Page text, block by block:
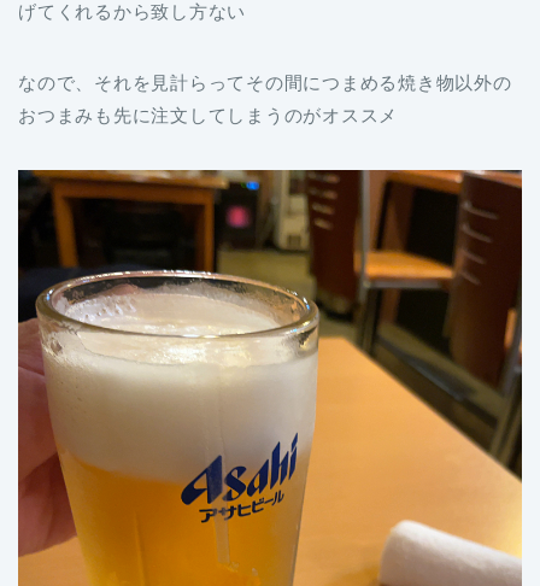
げてくれるから致し方ない
なので、それを見計らってその間につまめる焼き物以外の
おつまみも先に注文してしまうのがオススメ